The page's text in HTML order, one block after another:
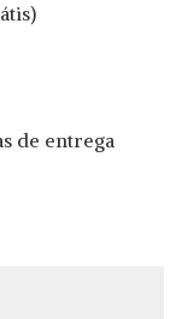
de entrega